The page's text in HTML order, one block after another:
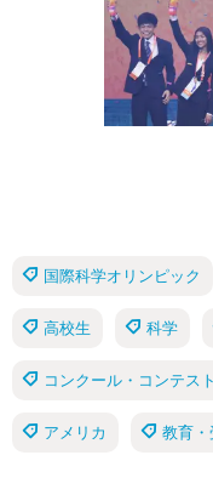
国際科学オリンピック
高校生 科学
コンクール・コンテスト
アメリカ 教育・